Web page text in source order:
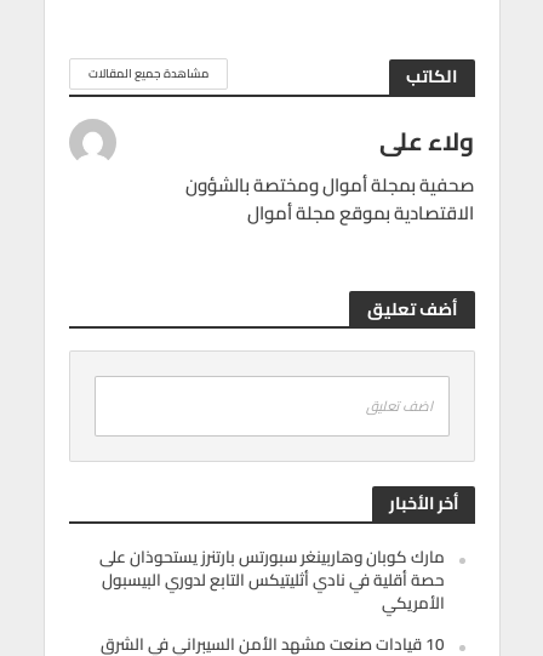
الكاتب مشاهدة جميع المقالات
ولاء على
صحفية بمجلة أموال ومختصة بالشؤون
الاقتصادية بموقع مجلة أموال
أضف تعليق
اضف تعليق
أخر الأخبار
مارك كوبان وهاربينغر سبورتس بارتنرز يستحوذان على
حصة أقلية في نادي أثليتيكس التابع لدوري البيسبول
الأمريكي
10 قيادات صنعت مشهد الأمن السيبراني في الشرق